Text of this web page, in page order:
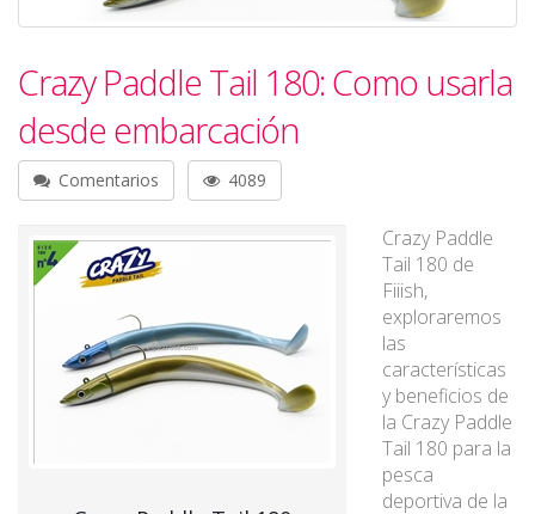
Crazy Paddle Tail 180: Como usarla
desde embarcación
Comentarios 4089
Crazy Paddle
Tail 180 de
Fiiish,
exploraremos
las
características
y beneficios de
la Crazy Paddle
Tail 180 para la
pesca
deportiva de la